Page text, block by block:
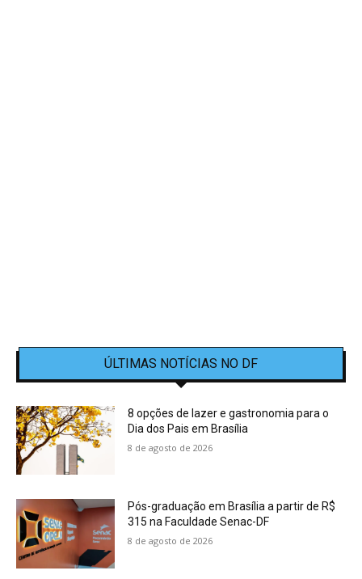
ÚLTIMAS NOTÍCIAS NO DF
8 opções de lazer e gastronomia para o
Dia dos Pais em Brasília
8 de agosto de 2026
Pós-graduação em Brasília a partir de R$
315 na Faculdade Senac-DF
8 de agosto de 2026